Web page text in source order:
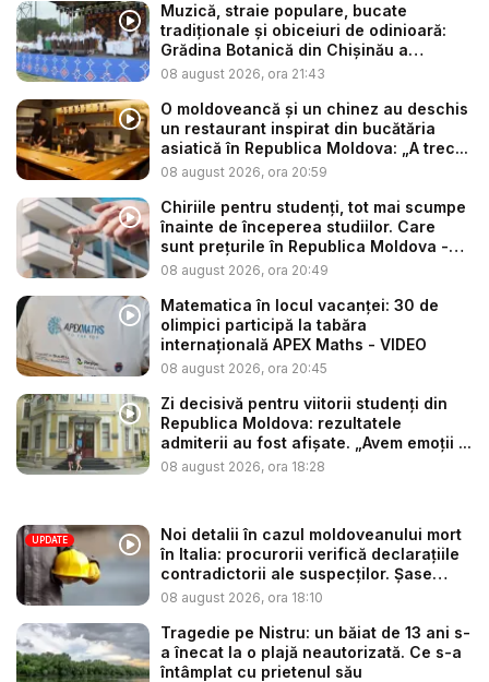
Muzică, straie populare, bucate
tradiționale și obiceiuri de odinioară:
Grădina Botanică din Chișinău a
găzdui...
08 august 2026, ora 21:43
O moldoveancă și un chinez au deschis
un restaurant inspirat din bucătăria
asiatică în Republica Moldova: „A trec...
08 august 2026, ora 20:59
Chiriile pentru studenți, tot mai scumpe
înainte de începerea studiilor. Care
sunt prețurile în Republica Moldova -
V...
08 august 2026, ora 20:49
Matematica în locul vacanței: 30 de
olimpici participă la tabăra
internațională APEX Maths - VIDEO
08 august 2026, ora 20:45
Zi decisivă pentru viitorii studenți din
Republica Moldova: rezultatele
admiterii au fost afișate. „Avem emoții ...
08 august 2026, ora 18:28
UPDATE
Noi detalii în cazul moldoveanului mort
în Italia: procurorii verifică declarațiile
contradictorii ale suspecților. Șase
per...
08 august 2026, ora 18:10
Tragedie pe Nistru: un băiat de 13 ani s-
a înecat la o plajă neautorizată. Ce s-a
întâmplat cu prietenul său